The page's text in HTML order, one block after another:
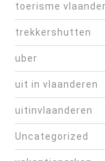
toerisme
trekkershutten
uber
uit in vlaanderen
uitinvlaanderen
Uncategorized